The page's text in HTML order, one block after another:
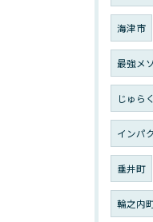
海津市
最強メ
じゅら
インパ
垂井町
輪之内